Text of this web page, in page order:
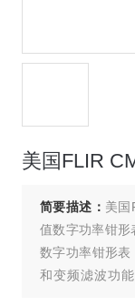
美国FLIR
简要描述： 美国
值数字功率钳形
数字功率钳形表
和变频滤波功能